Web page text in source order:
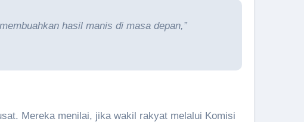
hasil manis di masa depan,”
Mereka menilai, jika wakil rakyat melalui Komisi